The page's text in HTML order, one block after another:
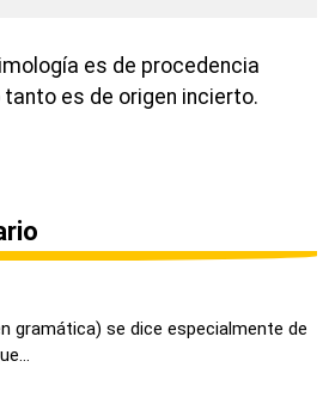
es de procedencia
es de origen incierto.
gramática) se dice especialmente de